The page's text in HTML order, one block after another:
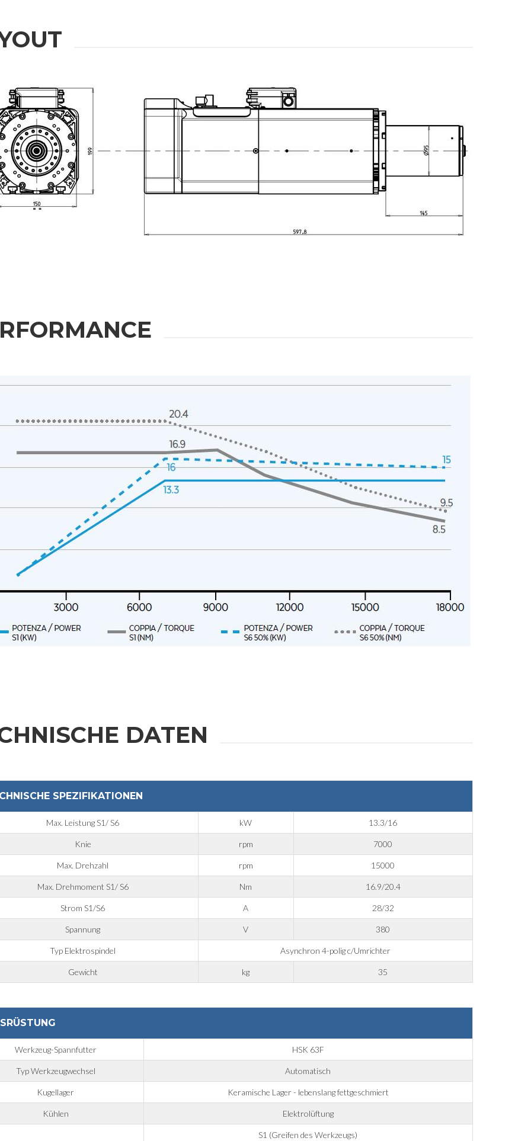
erhalten
Nachname E-mail
Datenschutz-Grundverordnung 2016/679 sowie der geltenden Richtlinie
Datenschutzerklärung zu.
einschl. Unternehmen des Konzerns und/oder an Dritte außerhalb des Konzerns, bspw. an Unternehmen der Branche für deren Marketingaktivitäten.
DATEN
SPEZIFIKATIONEN
Max. Leistung S1/ S6 kW 13.3/16
Knie rpm 7000
Max. Drehzahl rpm 15000
Max. Drehmoment S1/ S6 Nm 16.9/20.4
Strom S1/S6 A 28/32
Spannung V 380
Typ Elektrospindel Asynchron 4-polig c/Umrichter
Gewicht kg 35
Werkzeug-Spannfutter HSK 63F
Typ Werkzeugwechsel Automatisch
Kugellager Keramische Lager - lebenslang fettgeschmiert
Kühlen Elektrolüftung
S1 (Greifen des Werkzeugs)